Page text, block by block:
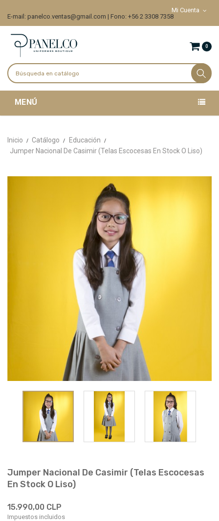
Mi Cuenta
E-mail: panelco.ventas@gmail.com | Fono: +56 2 3308 7358
0
MENÚ
Inicio Catálogo
Educación
Jumper Nacional De Casimir (Telas Escocesas En Stock O Liso)
Jumper Nacional De Casimir (Telas Escocesas
En Stock O Liso)
15.990,00 CLP
Impuestos incluidos